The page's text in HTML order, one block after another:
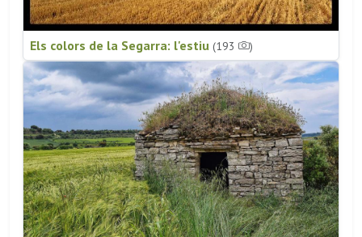
Els colors de la Segarra: l'estiu (193 )